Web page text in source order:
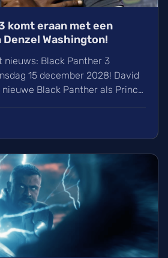
komt eraan met een
Washington!
nieuws: Black Panther 3
15 december 2028! David
Black Panther als Prince
Denzel Washington verschijnen.